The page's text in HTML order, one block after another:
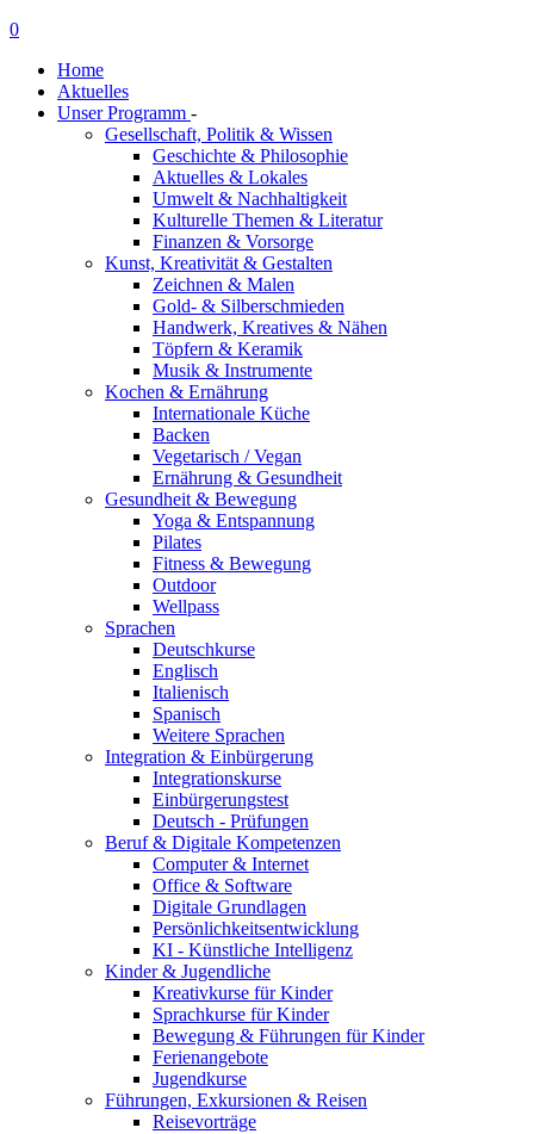
0
Home
Aktuelles
Unser Programm -
Gesellschaft, Politik & Wissen
Geschichte & Philosophie
Aktuelles & Lokales
Umwelt & Nachhaltigkeit
Kulturelle Themen & Literatur
Finanzen & Vorsorge
Kunst, Kreativität & Gestalten
Zeichnen & Malen
Gold- & Silberschmieden
Handwerk, Kreatives & Nähen
Töpfern & Keramik
Musik & Instrumente
Kochen & Ernährung
Internationale Küche
Backen
Vegetarisch / Vegan
Ernährung & Gesundheit
Gesundheit & Bewegung
Yoga & Entspannung
Pilates
Fitness & Bewegung
Outdoor
Wellpass
Sprachen
Deutschkurse
Englisch
Italienisch
Spanisch
Weitere Sprachen
Integration & Einbürgerung
Integrationskurse
Einbürgerungstest
Deutsch - Prüfungen
Beruf & Digitale Kompetenzen
Computer & Internet
Office & Software
Digitale Grundlagen
Persönlichkeitsentwicklung
KI - Künstliche Intelligenz
Kinder & Jugendliche
Kreativkurse für Kinder
Sprachkurse für Kinder
Bewegung & Führungen für Kinder
Ferienangebote
Jugendkurse
Führungen, Exkursionen & Reisen
Reisevorträge